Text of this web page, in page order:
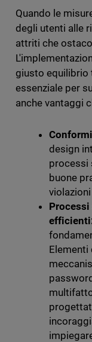
Quando le
degli utenti alle
attriti che
giusto equilibrio
essenziale per
anche vantaggi
design
processi
buone
Elementi